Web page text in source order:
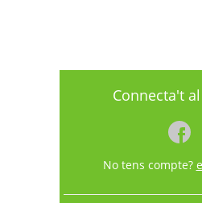
Connecta't
No tens compte?